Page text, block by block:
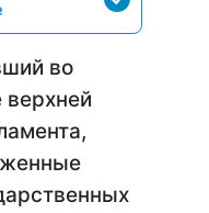
во
верхней